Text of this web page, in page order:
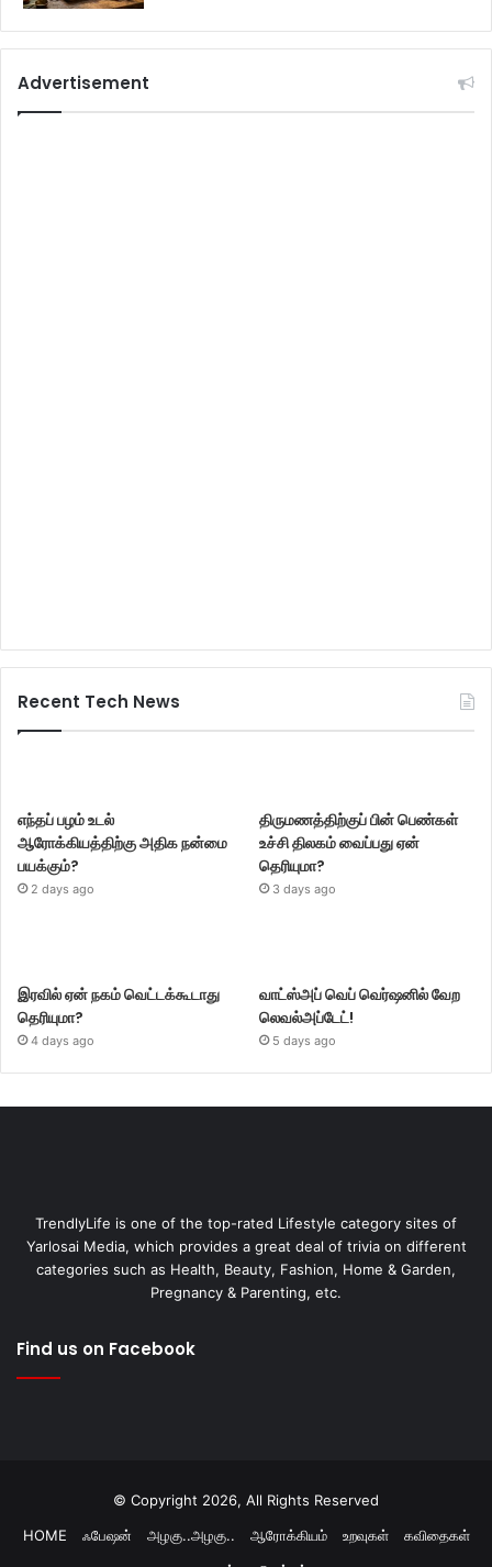
Advertisement
Recent Tech News
எந்தப் பழம் உடல்
ஆரோக்கியத்திற்கு அதிக நன்மை
பயக்கும்?
2 days ago
திருமணத்திற்குப் பின் பெண்கள்
உச்சி திலகம் வைப்பது ஏன்
தெரியுமா?
3 days ago
இரவில் ஏன் நகம் வெட்டக்கூடாது
தெரியுமா?
4 days ago
வாட்ஸ்அப் வெப் வெர்ஷனில் வேற
லெவல்அப்டேட்!
5 days ago
TrendlyLife is one of the top-rated Lifestyle category sites of
Yarlosai Media, which provides a great deal of trivia on different
categories such as Health, Beauty, Fashion, Home & Garden,
Pregnancy & Parenting, etc.
Find us on Facebook
© Copyright 2026, All Rights Reserved
HOME
ஃபேஷன் அழகு..அழகு.. ஆரோக்கியம் உறவுகள்
கவிதைகள்